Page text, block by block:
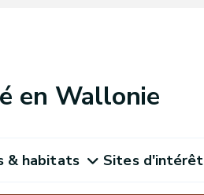
en Wallonie
& habitats Sites d'intérêt